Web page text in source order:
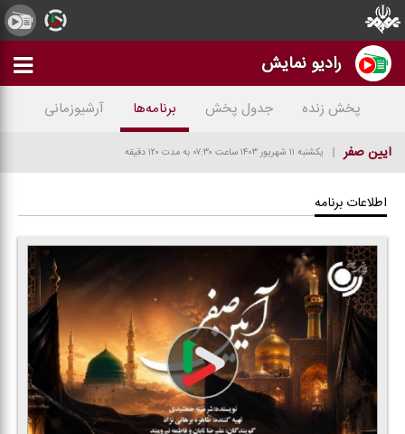
رادیو نمایش
پخش زنده جدول پخش برنامه‌ها
آرشیوزمانی
آیین صفر
یکشنبه ۱۱ شهریور ۱۴۰۳ ساعت ۰۷:۳۰ به مدت ۱۲۰ دقیقه
اطلاعات برنامه